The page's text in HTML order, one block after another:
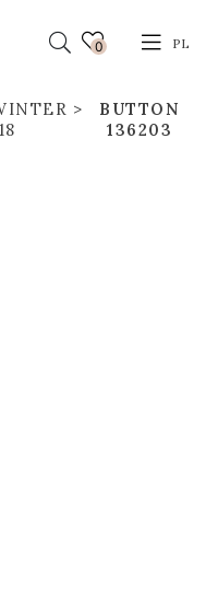
0 PL
BUTTON
136203